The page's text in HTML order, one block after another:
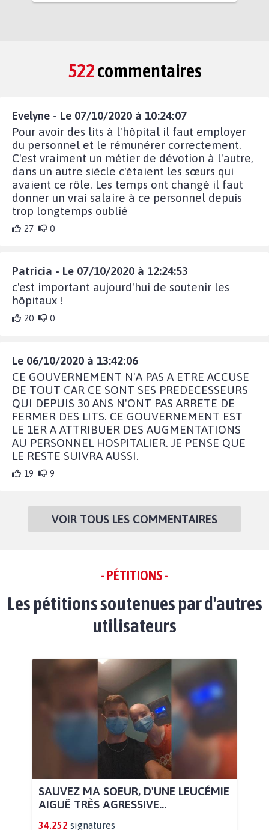
522commentaires
Evelyne - Le 07/10/2020 à 10:24:07
Pour avoir des lits à l'hôpital il faut employer
du personnel et le rémunérer correctement.
C'est vraiment un métier de dévotion à l'autre,
dans un autre siècle c'étaient les sœurs qui
avaient ce rôle. Les temps ont changé il faut
donner un vrai salaire à ce personnel depuis
trop longtemps oublié
27 0
Patricia - Le 07/10/2020 à 12:24:53
c'est important aujourd'hui de soutenir les
hôpitaux !
20 0
Le 06/10/2020 à 13:42:06
CE GOUVERNEMENT N'A PAS A ETRE ACCUSE
DE TOUT CAR CE SONT SES PREDECESSEURS
QUI DEPUIS 30 ANS N'ONT PAS ARRETE DE
FERMER DES LITS. CE GOUVERNEMENT EST
LE 1ER A ATTRIBUER DES AUGMENTATIONS
AU PERSONNEL HOSPITALIER. JE PENSE QUE
LE RESTE SUIVRA AUSSI.
19 9
VOIR TOUS LES COMMENTAIRES
- PÉTITIONS -
Les pétitions soutenues par d'autres
utilisateurs
SAUVEZ MA SOEUR, D'UNE LEUCÉMIE
AIGUË TRÈS AGRESSIVE...
34.252 signatures